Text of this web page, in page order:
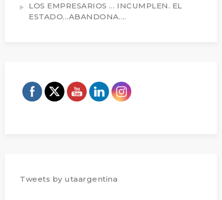
LOS EMPRESARIOS … INCUMPLEN. EL
ESTADO…ABANDONA….
Tweets by utaargentina